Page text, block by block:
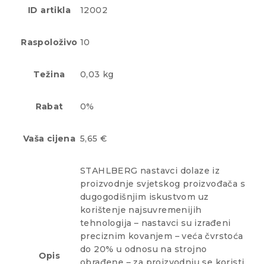
ID artikla 12002
Raspoloživo 10
Težina 0,03 kg
Rabat 0%
Vaša cijena 5,65 €
Opis
STAHLBERG nastavci dolaze iz
proizvodnje svjetskog proizvođača s
dugogodišnjim iskustvom uz
korištenje najsuvremenijih
tehnologija – nastavci su izrađeni
preciznim kovanjem – veća čvrstoća
do 20% u odnosu na strojno